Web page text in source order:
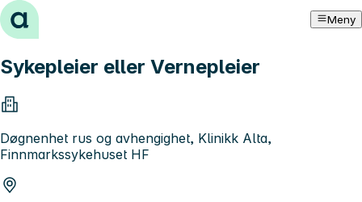
Hopp til innhold Meny
Sykepleier eller Vernepleier
Døgnenhet rus og avhengighet, Klinikk Alta,
Finnmarkssykehuset HF